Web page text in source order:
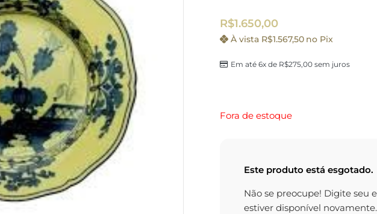
R$1.650,00
Em até 6x de R$275,00sem juros
À vista R$1.567,50 no Pix
Fora de estoque
Este produto está esgotado.
Não se preocupe! Digite seu
estiver disponível novamente.